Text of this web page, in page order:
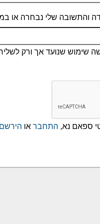
והתשובה שלי נבחרה או
שימוש שנועד אך ורק
ספאם נא, התחבר או